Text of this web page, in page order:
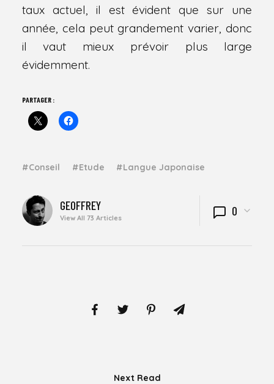
taux actuel, il est évident que sur une
année, cela peut grandement varier, donc
il vaut mieux prévoir plus large
évidemment.
PARTAGER :
WRITTEN
BY
GEOFFREY
View All 73 Articles
Conseil Etude Langue Japonaise
0
Next Read